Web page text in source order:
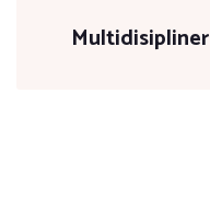
Multidisipliner